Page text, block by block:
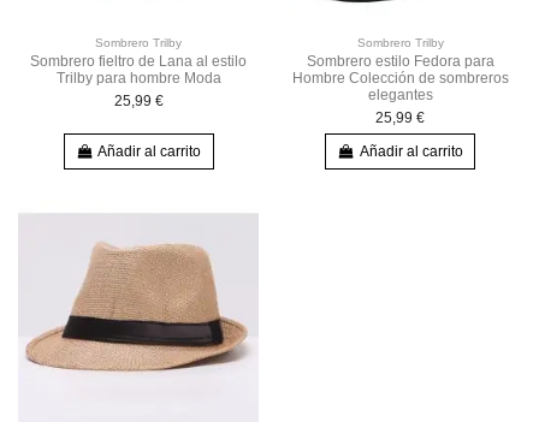
Sombrero Trilby
Sombrero fieltro de Lana al estilo
Trilby para hombre Moda
25,99 €
Añadir al carrito
Sombrero Trilby
Sombrero estilo Fedora para
Hombre Colección de sombreros
elegantes
25,99 €
Añadir al carrito